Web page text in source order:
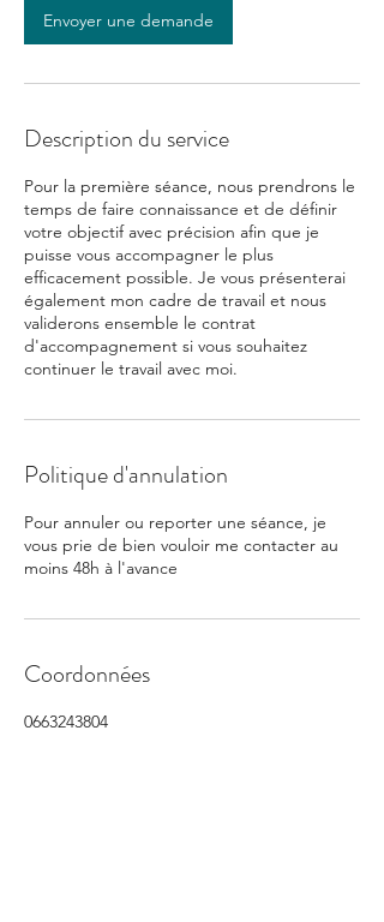
Envoyer une demande
Description du service
Pour la première séance, nous prendrons le
temps de faire connaissance et de définir
votre objectif avec précision afin que je
puisse vous accompagner le plus
efficacement possible. Je vous présenterai
également mon cadre de travail et nous
validerons ensemble le contrat
d'accompagnement si vous souhaitez
continuer le travail avec moi.
Politique d'annulation
Pour annuler ou reporter une séance, je
vous prie de bien vouloir me contacter au
moins 48h à l'avance
Coordonnées
0663243804